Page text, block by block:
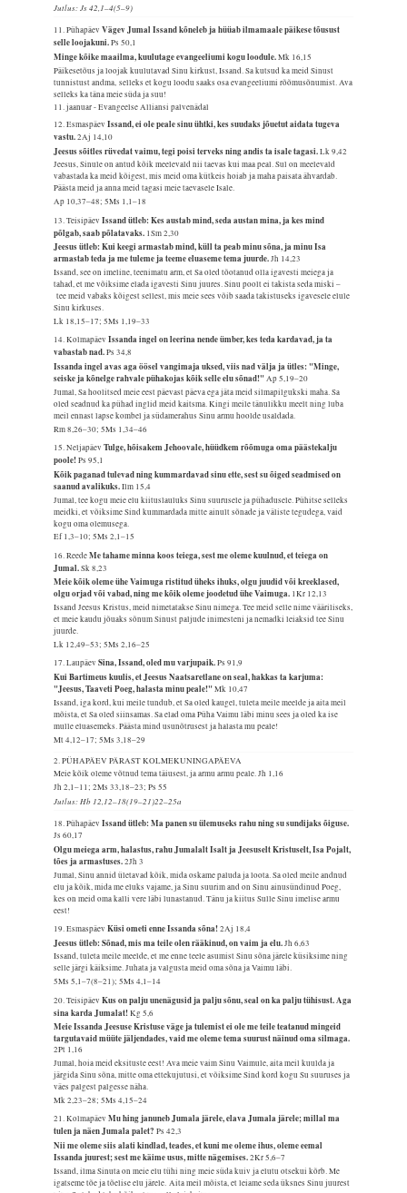
Jutlus: Js 42,1–4(5–9)
11. PühapäevVägev Jumal Issand kõneleb ja hüüab ilmamaale päikese tõusust
selle loojakuni.Ps 50,1
Minge kõike maailma, kuulutage evangeeliumi kogu loodule.Mk 16,15
Päikesetõus ja loojak kuulutavad Sinu kirkust, Issand. Sa kutsud ka meid Sinust
tunnistust andma, selleks et kogu loodu saaks osa evangeeliumi rõõmusõnumist. Ava
selleks ka täna meie süda ja suu!
11. jaanuar - Evangeelse Alliansi palvenädal
12. EsmaspäevIssand, ei ole peale sinu ühtki, kes suudaks jõuetut aidata tugeva
vastu.2Aj 14,10
Jeesus sõitles rüvedat vaimu, tegi poisi terveks ning andis ta isale tagasi.Lk 9,42
Jeesus, Sinule on antud kõik meelevald nii taevas kui maa peal. Sul on meelevald
vabastada ka meid kõigest, mis meid oma kütkeis hoiab ja maha paisata ähvardab.
Päästa meid ja anna meid tagasi meie taevasele Isale.
Ap 10,37–48; 5Ms 1,1–18
13. TeisipäevIssand ütleb: Kes austab mind, seda austan mina, ja kes mind
põlgab, saab põlatavaks. 1Sm 2,30
Jeesus ütleb: Kui keegi armastab mind, küll ta peab minu sõna, ja minu Isa
armastab teda ja me tuleme ja teeme eluaseme tema juurde.Jh 14,23
Issand, see on imeline, teenimatu arm, et Sa oled tõotanud olla igavesti meiega ja
tahad, et me võiksime elada igavesti Sinu juures. Sinu poolt ei takista seda miski –
tee meid vabaks kõigest sellest, mis meie sees võib saada takistuseks igavesele elule
Sinu kirkuses.
Lk 18,15–17; 5Ms 1,19–33
14. KolmapäevIssanda ingel on leerina nende ümber, kes teda kardavad, ja ta
vabastab nad.Ps 34,8
Issanda ingel avas aga öösel vangimaja uksed, viis nad välja ja ütles: "Minge,
seiske ja kõnelge rahvale pühakojas kõik selle elu sõnad!"Ap 5,19–20
Jumal, Sa hoolitsed meie eest päevast päeva ega jäta meid silmapilgukski maha. Sa
oled seadnud ka pühad inglid meid kaitsma. Kingi meile tänulikku meelt ning luba
meil ennast lapse kombel ja südamerahus Sinu armu hoolde usaldada.
Rm 8,26–30; 5Ms 1,34–46
15. NeljapäevTulge, hõisakem Jehoovale, hüüdkem rõõmuga oma päästekalju
poole!Ps 95,1
Kõik paganad tulevad ning kummardavad sinu ette, sest su õiged seadmised on
saanud avalikuks.Ilm 15,4
Jumal, tee kogu meie elu kiituslauluks Sinu suurusele ja pühadusele. Pühitse selleks
meidki, et võiksime Sind kummardada mitte ainult sõnade ja väliste tegudega, vaid
kogu oma olemusega.
Ef 1,3–10; 5Ms 2,1–15
16. ReedeMe tahame minna koos teiega, sest me oleme kuulnud, et teiega on
Jumal.Sk 8,23
Meie kõik oleme ühe Vaimuga ristitud üheks ihuks, olgu juudid või kreeklased,
olgu orjad või vabad, ning me kõik oleme joodetud ühe Vaimuga. 1Kr 12,13
Issand Jeesus Kristus, meid nimetatakse Sinu nimega. Tee meid selle nime vääriliseks,
et meie kaudu jõuaks sõnum Sinust paljude inimesteni ja nemadki leiaksid tee Sinu
juurde.
Lk 12,49–53; 5Ms 2,16–25
17. LaupäevSina, Issand, oled mu varjupaik.Ps 91,9
Kui Bartimeus kuulis, et Jeesus Naatsaretlane on seal, hakkas ta karjuma:
"Jeesus, Taaveti Poeg, halasta minu peale!"Mk 10,47
Issand, iga kord, kui meile tundub, et Sa oled kaugel, tuleta meile meelde ja aita meil
mõista, et Sa oled siinsamas. Sa elad oma Püha Vaimu läbi minu sees ja oled ka ise
mulle eluasemeks. Päästa mind usunõtrusest ja halasta mu peale!
Mt 4,12–17; 5Ms 3,18–29
2. PÜHAPÄEV PÄRAST KOLMEKUNINGAPÄEVA
Meie kõik oleme võtnud tema täiusest, ja armu armu peale.Jh 1,16
Jh 2,1–11; 2Ms 33,18–23; Ps 55
Jutlus: Hb 12,12–18(19–21)22–25a
18. PühapäevIssand ütleb: Ma panen su ülemuseks rahu ning su sundijaks õiguse.
Js 60,17
Olgu meiega arm, halastus, rahu Jumalalt Isalt ja Jeesuselt Kristuselt, Isa Pojalt,
tões ja armastuses.2Jh 3
Jumal, Sinu annid ületavad kõik, mida oskame paluda ja loota. Sa oled meile andnud
elu ja kõik, mida me eluks vajame, ja Sinu suurim and on Sinu ainusündinud Poeg,
kes on meid oma kalli vere läbi lunastanud. Tänu ja kiitus Sulle Sinu imelise armu
eest!
19. EsmaspäevKüsi ometi enne Issanda sõna!2Aj 18,4
Jeesus ütleb: Sõnad, mis ma teile olen rääkinud, on vaim ja elu.Jh 6,63
Issand, tuleta meile meelde, et me enne teele asumist Sinu sõna järele küsiksime ning
selle järgi käiksime. Juhata ja valgusta meid oma sõna ja Vaimu läbi.
5Ms 5,1–7(8–21); 5Ms 4,1–14
20. TeisipäevKus on palju unenägusid ja palju sõnu, seal on ka palju tühisust. Aga
sina karda Jumalat!Kg 5,6
Meie Issanda Jeesuse Kristuse väge ja tulemist ei ole me teile teatanud mingeid
targutavaid müüte jäljendades, vaid me oleme tema suurust näinud oma silmaga.
2Pt 1,16
Jumal, hoia meid eksituste eest! Ava meie vaim Sinu Vaimule, aita meil kuulda ja
järgida Sinu sõna, mitte oma ettekujutusi, et võiksime Sind kord kogu Su suuruses ja
väes palgest palgesse näha.
Mk 2,23–28; 5Ms 4,15–24
21. KolmapäevMu hing januneb Jumala järele, elava Jumala järele; millal ma
tulen ja näen Jumala palet?Ps 42,3
Nii me oleme siis alati kindlad, teades, et kuni me oleme ihus, oleme eemal
Issanda juurest; sest me käime usus, mitte nägemises.2Kr 5,6–7
Issand, ilma Sinuta on meie elu tühi ning meie süda kuiv ja elutu otsekui kõrb. Me
igatseme tõe ja tõelise elu järele. Aita meil mõista, et leiame seda üksnes Sinu juurest